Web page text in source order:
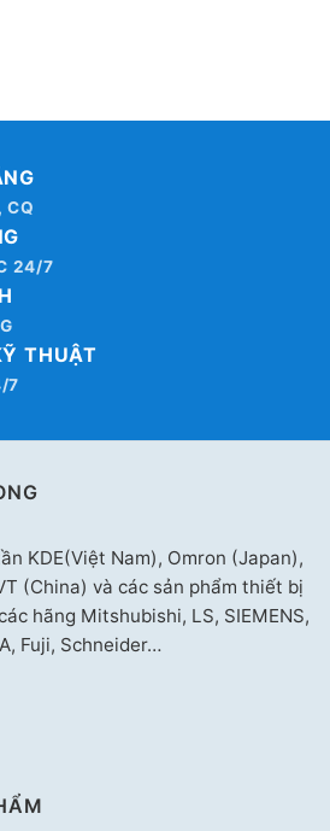
CQ
24/7
THUẬT
7
KDE(Việt Nam), Omron (Japan),
(China) và các sản phẩm thiết bị
hãng Mitshubishi, LS, SIEMENS,
Fuji, Schneider…